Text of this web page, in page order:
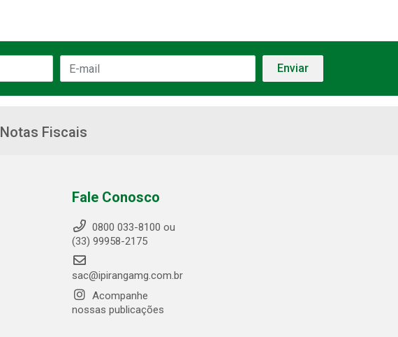
Notas Fiscais
Fale Conosco
0800 033-8100 ou
(33) 99958-2175
sac@ipirangamg.com.br
Acompanhe
nossas publicações